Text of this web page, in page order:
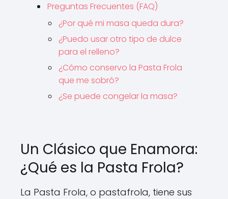
Preguntas Frecuentes (FAQ)
¿Por qué mi masa queda dura?
¿Puedo usar otro tipo de dulce
para el relleno?
¿Cómo conservo la Pasta Frola
que me sobró?
¿Se puede congelar la masa?
Un Clásico que Enamora:
¿Qué es la Pasta Frola?
La Pasta Frola, o pastafrola, tiene sus